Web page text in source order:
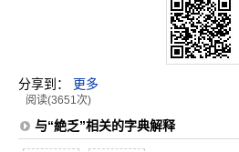
分享到： 更多
阅读(3651次)
与“絶乏”相关的字典解释